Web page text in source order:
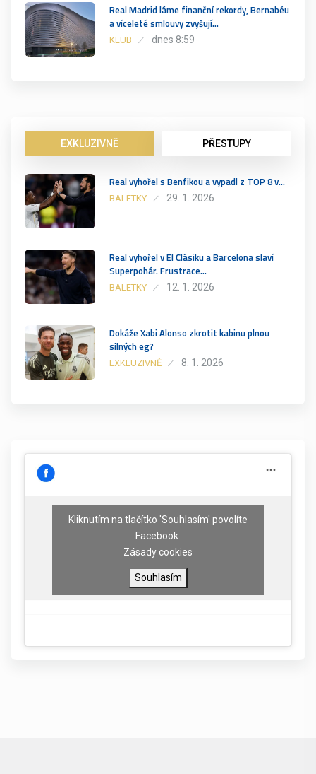
Real Madrid láme finanční rekordy, Bernabéu
a víceleté smlouvy zvyšují…
KLUB dnes 8:59
EXKLUZIVNĚ PŘESTUPY
Real vyhořel s Benfikou a vypadl z TOP 8 v…
BALETKY 29. 1. 2026
Real vyhořel v El Clásiku a Barcelona slaví
Superpohár. Frustrace…
BALETKY 12. 1. 2026
Dokáže Xabi Alonso zkrotit kabinu plnou
silných eg?
EXKLUZIVNĚ 8. 1. 2026
Kliknutím na tlačítko 'Souhlasím' povolíte
Facebook
Zásady cookies
Souhlasím